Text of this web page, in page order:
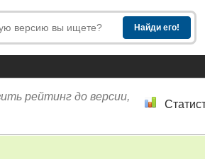
рейтинг до версии,